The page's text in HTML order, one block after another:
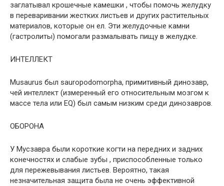
заглатывал крошечные камешки , чтобы помочь желудку
в переваривании жестких листьев и других растительных
материалов, которые он ел. Эти желудочные камни
(гастролиты) помогали размалывать пищу в желудке.
ИНТЕЛЛЕКТ
Musaurus был sauropodomorpha, примитивный динозавр,
чей интеллект (измеренный его относительным мозгом к
массе тела или EQ) был самым низким среди динозавров.
ОБОРОНА
У Мусзавра были короткие когти на передних и задних
конечностях и слабые зубы , приспособленные только
для пережевывания листьев. Вероятно, такая
незначительная защита была не очень эффективной